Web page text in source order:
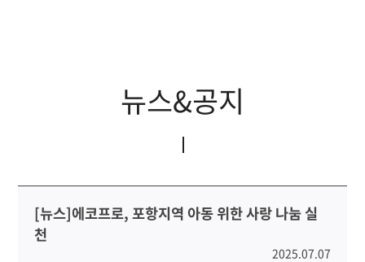
뉴스&공지
[뉴스]에코프로, 포항지역 아동 위한 사랑 나눔 실
천
2025.07.07